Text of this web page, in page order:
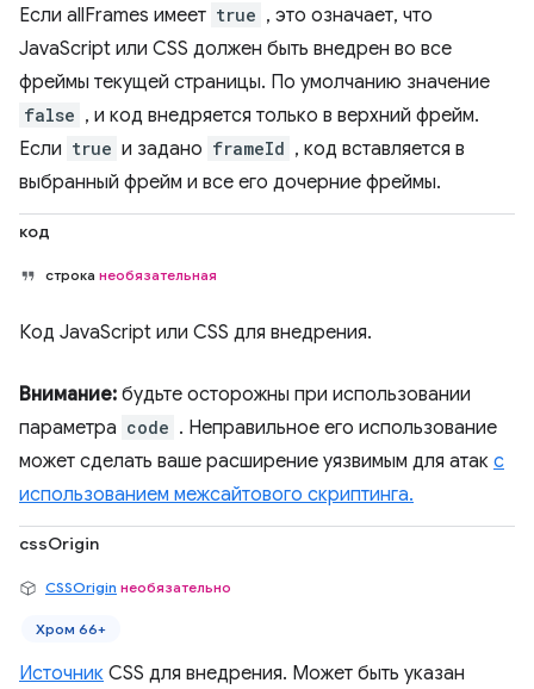
Если allFrames имеет true , это означает, что
JavaScript или CSS должен быть внедрен во все
фреймы текущей страницы. По умолчанию значение
false , и код внедряется только в верхний фрейм.
Если true и задано frameId , код вставляется в
выбранный фрейм и все его дочерние фреймы.
код
строка необязательная
Код JavaScript или CSS для внедрения.
Внимание: будьте осторожны при использовании
параметра code . Неправильное его использование
может сделать ваше расширение уязвимым для атак с
использованием межсайтового скриптинга.
cssOrigin
CSSOrigin необязательно
Хром 66+
Источник CSS для внедрения. Может быть указан